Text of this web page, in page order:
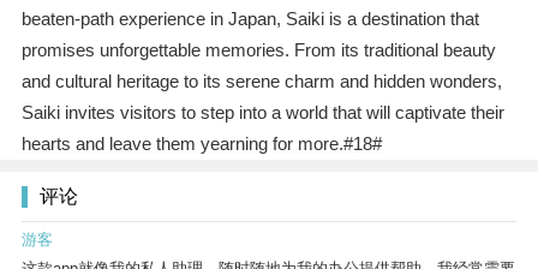
beaten-path experience in Japan, Saiki is a destination that
promises unforgettable memories. From its traditional beauty
and cultural heritage to its serene charm and hidden wonders,
Saiki invites visitors to step into a world that will captivate their
hearts and leave them yearning for more.#18#
评论
游客